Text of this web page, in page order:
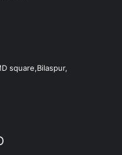
square,Bilaspur,